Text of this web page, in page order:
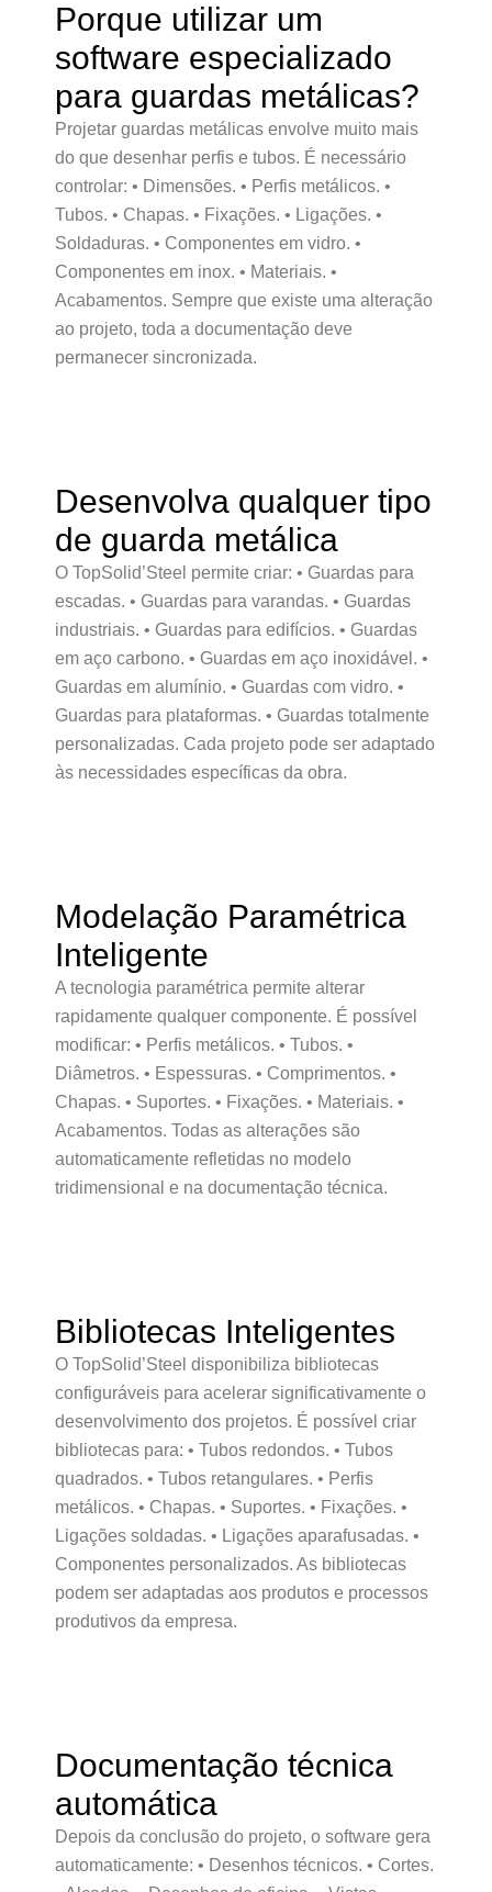
Porque utilizar um
software especializado
para guardas metálicas?
Projetar guardas metálicas envolve muito mais
do que desenhar perfis e tubos. É necessário
controlar: • Dimensões. • Perfis metálicos. •
Tubos. • Chapas. • Fixações. • Ligações. •
Soldaduras. • Componentes em vidro. •
Componentes em inox. • Materiais. •
Acabamentos. Sempre que existe uma alteração
ao projeto, toda a documentação deve
permanecer sincronizada.
Desenvolva qualquer tipo
de guarda metálica
O TopSolid’Steel permite criar: • Guardas para
escadas. • Guardas para varandas. • Guardas
industriais. • Guardas para edifícios. • Guardas
em aço carbono. • Guardas em aço inoxidável. •
Guardas em alumínio. • Guardas com vidro. •
Guardas para plataformas. • Guardas totalmente
personalizadas. Cada projeto pode ser adaptado
às necessidades específicas da obra.
Modelação Paramétrica
Inteligente
A tecnologia paramétrica permite alterar
rapidamente qualquer componente. É possível
modificar: • Perfis metálicos. • Tubos. •
Diâmetros. • Espessuras. • Comprimentos. •
Chapas. • Suportes. • Fixações. • Materiais. •
Acabamentos. Todas as alterações são
automaticamente refletidas no modelo
tridimensional e na documentação técnica.
Bibliotecas Inteligentes
O TopSolid’Steel disponibiliza bibliotecas
configuráveis para acelerar significativamente o
desenvolvimento dos projetos. É possível criar
bibliotecas para: • Tubos redondos. • Tubos
quadrados. • Tubos retangulares. • Perfis
metálicos. • Chapas. • Suportes. • Fixações. •
Ligações soldadas. • Ligações aparafusadas. •
Componentes personalizados. As bibliotecas
podem ser adaptadas aos produtos e processos
produtivos da empresa.
Documentação técnica
automática
Depois da conclusão do projeto, o software gera
automaticamente: • Desenhos técnicos. • Cortes.